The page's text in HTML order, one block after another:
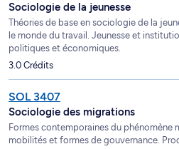
Sociologie de la jeunesse
Théories de base en sociologie de la
le monde du travail. Jeunesse et
politiques et économiques.
3.0 Crédits
SOL 3407
Sociologie des migrations
Formes contemporaines du phénomène
mobilités et formes de gouvernance.